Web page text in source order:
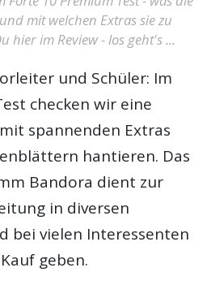
mit welchen Extras sie zu
hier im Review - los geht's ...
und Schüler: Im
checken wir eine
spannenden Extras
hantieren. Das
Bandora dient zur
in diversen
bei vielen Interessenten
geben.